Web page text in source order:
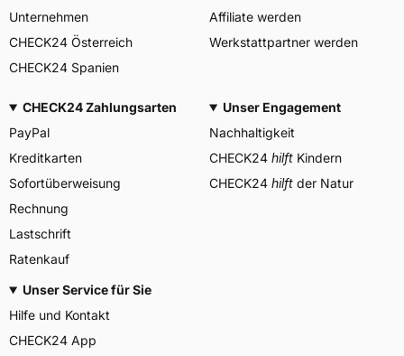
act-us
Unternehmen
CHECK24 Österreich
CHECK24 Spanien
Affiliate werden
Werkstattpartner werden
CHECK24 Zahlungsarten
PayPal
Kreditkarten
Sofortüberweisung
Rechnung
Lastschrift
Ratenkauf
Unser Engagement
Nachhaltigkeit
CHECK24 hilft Kindern
CHECK24 hilft der Natur
Unser Service für Sie
Hilfe und Kontakt
CHECK24 App